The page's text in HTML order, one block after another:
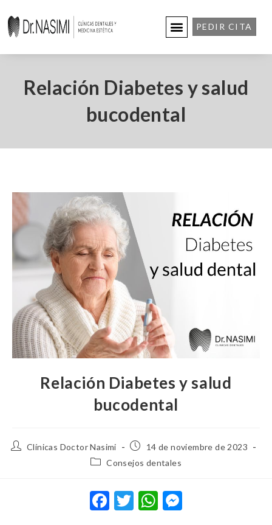
PEDIR CITA
Relación Diabetes y salud
bucodental
Relación Diabetes y salud
bucodental
Clínicas Doctor Nasimi
14 de noviembre de 2023
Consejos dentales
F T W